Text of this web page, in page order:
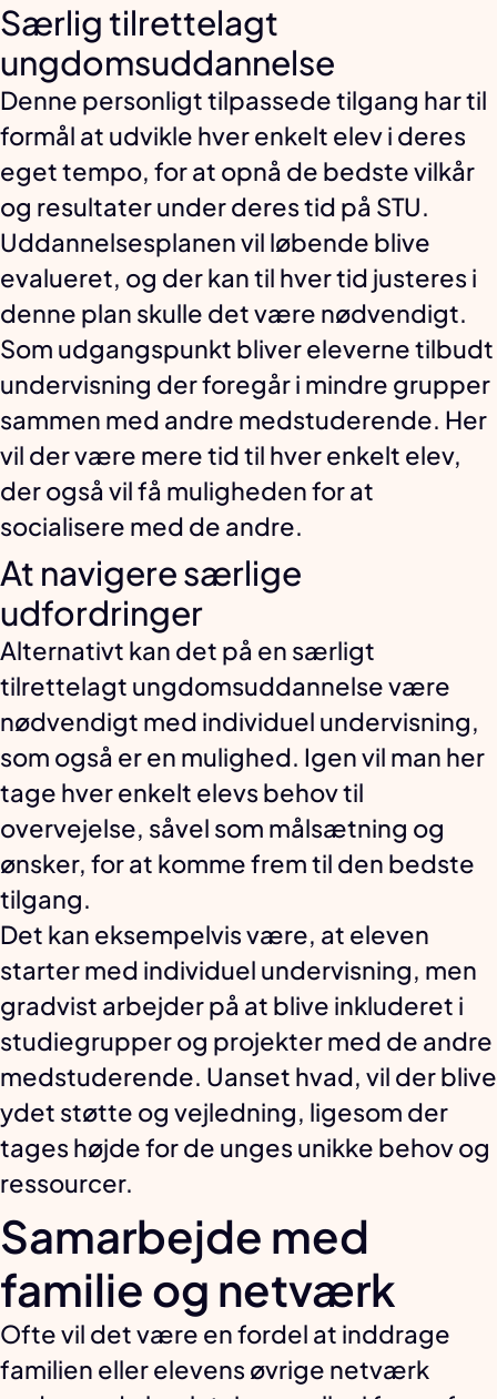
Særlig tilrettelagt
ungdomsuddannelse
Denne personligt tilpassede tilgang har til
formål at udvikle hver enkelt elev i deres
eget tempo, for at opnå de bedste vilkår
og resultater under deres tid på STU.
Uddannelsesplanen vil løbende blive
evalueret, og der kan til hver tid justeres i
denne plan skulle det være nødvendigt.
Som udgangspunkt bliver eleverne tilbudt
undervisning der foregår i mindre grupper
sammen med andre medstuderende. Her
vil der være mere tid til hver enkelt elev,
der også vil få muligheden for at
socialisere med de andre.
At navigere særlige
udfordringer
Alternativt kan det på en særligt
tilrettelagt ungdomsuddannelse være
nødvendigt med individuel undervisning,
som også er en mulighed. Igen vil man her
tage hver enkelt elevs behov til
overvejelse, såvel som målsætning og
ønsker, for at komme frem til den bedste
tilgang.
Det kan eksempelvis være, at eleven
starter med individuel undervisning, men
gradvist arbejder på at blive inkluderet i
studiegrupper og projekter med de andre
medstuderende. Uanset hvad, vil der blive
ydet støtte og vejledning, ligesom der
tages højde for de unges unikke behov og
ressourcer.
Samarbejde med
familie og netværk
Ofte vil det være en fordel at inddrage
familien eller elevens øvrige netværk